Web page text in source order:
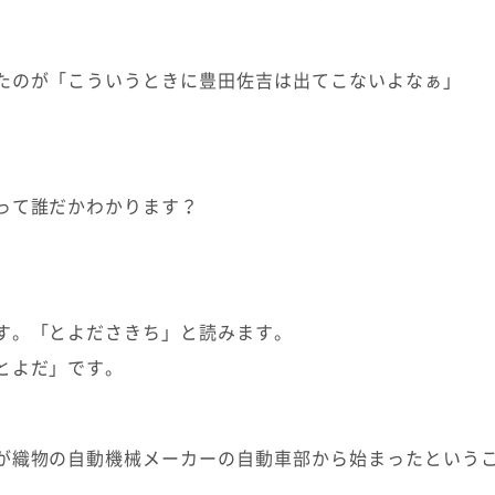
が「こういうときに豊田佐吉は出てこないよなぁ」
誰だかわかります？
「とよださきち」と読みます。
だ」です。
織物の自動機械メーカーの自動車部から始まったという